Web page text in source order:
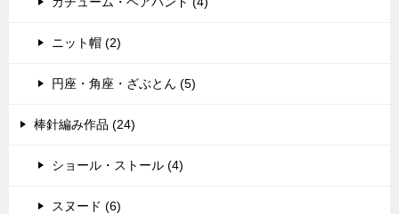
ニット帽 (2)
円座・角座・ざぶとん (5)
棒針編み作品 (24)
ショール・ストール (4)
スヌード (6)